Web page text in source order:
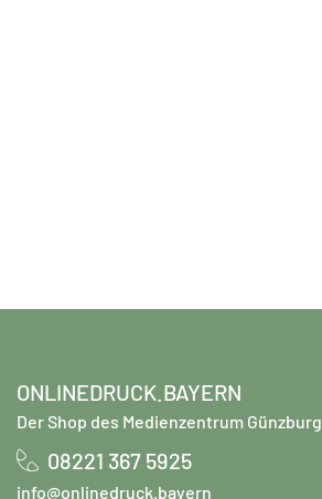
ONLINEDRUCK.BAYERN
Der Shop des Medienzentrum Günzburg
08221 367 5925
info@onlinedruck.bayern